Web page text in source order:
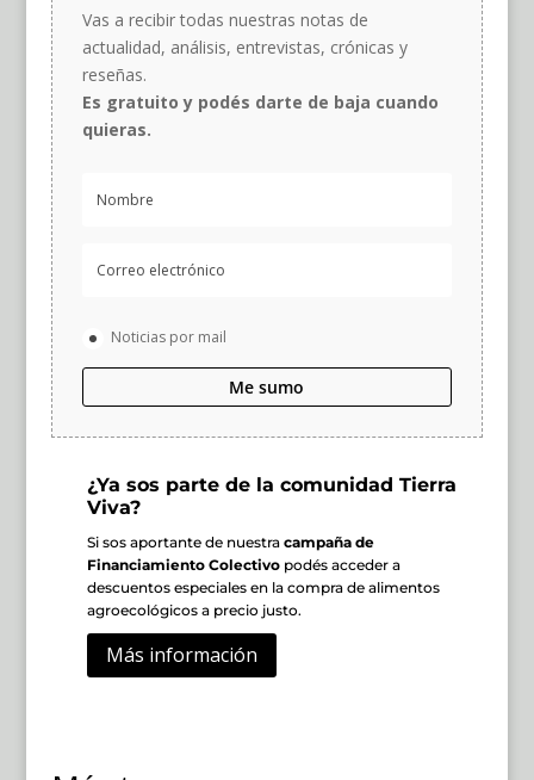
Vas a recibir todas nuestras notas de
actualidad, análisis, entrevistas, crónicas y
reseñas.
Es gratuito y podés darte de baja cuando
quieras.
Noticias por mail
Me sumo
¿Ya sos parte de la comunidad Tierra
Viva?
Si sos aportante de nuestra campaña de
Financiamiento Colectivopodés acceder a
descuentos especiales en la compra de alimentos
agroecológicos a precio justo.
Más información